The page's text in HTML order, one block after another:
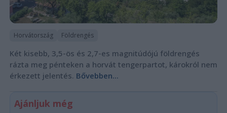
Horvátország Földrengés
Két kisebb, 3,5-ös és 2,7-es magnitúdójú földrengés
rázta meg pénteken a horvát tengerpartot, károkról nem
érkezett jelentés. Bővebben...
Ajánljuk még